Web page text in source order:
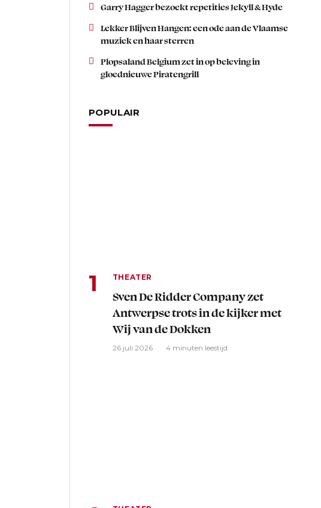
Garry Hagger bezoekt repetities Jekyll & Hyde
Lekker Blijven Hangen: een ode aan de Vlaamse
muziek en haar sterren
Plopsaland Belgium zet in op beleving in
gloednieuwe Piratengrill
POPULAIR
THEATER
Sven De Ridder Company zet
Antwerpse trots in de kijker met
Wij van de Dokken
26 juli 2026 4 minuten leestijd